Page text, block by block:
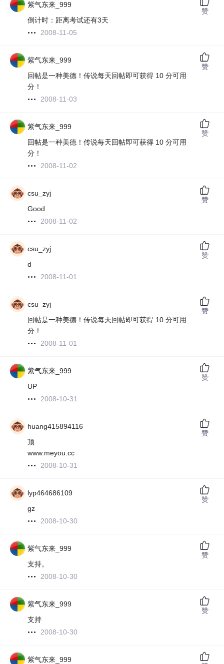
紫气东来_999
倒计时：距离考试还有3天
2008-11-05
赞
紫气东来_999
回帖是一种美德！传说每天回帖即可获得 10 分可用
分！
2008-11-03
赞
紫气东来_999
回帖是一种美德！传说每天回帖即可获得 10 分可用
分！
2008-11-02
赞
csu_zyj
Good
2008-11-02
赞
csu_zyj
d
2008-11-01
赞
csu_zyj
回帖是一种美德！传说每天回帖即可获得 10 分可用
分！
2008-11-01
赞
紫气东来_999
UP
2008-10-31
赞
huang415894116
顶
www.meyou.cc
2008-10-31
赞
lyp464686109
gz
2008-10-30
赞
紫气东来_999
支持。
2008-10-30
赞
紫气东来_999
支持
2008-10-30
赞
紫气东来_999